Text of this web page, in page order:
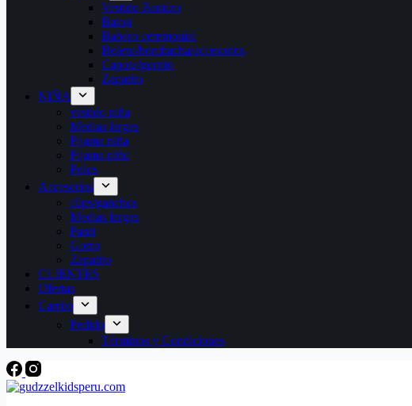
Vestido Bautizo
Baton
Babero ceremonial
Bolero/bombacha/accesorios
Capota/gorrito
Zapatito
NIÑA
vestido niña
Medias largas
Pijama niña
Pijama niño
Polos
Accesorios
clips/ganchos
Medias largas
Panti
Gorro
Zapatito
CLIENTES
Ofertas
Carrito
Pedido
Términos y Condiciones